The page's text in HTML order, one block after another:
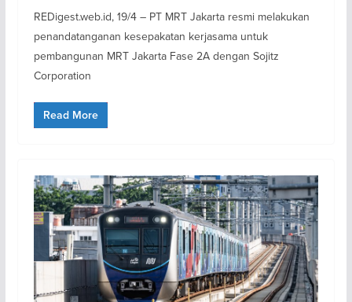
REDigest.web.id, 19/4 – PT MRT Jakarta resmi melakukan
penandatanganan kesepakatan kerjasama untuk
pembangunan MRT Jakarta Fase 2A dengan Sojitz
Corporation
Read More